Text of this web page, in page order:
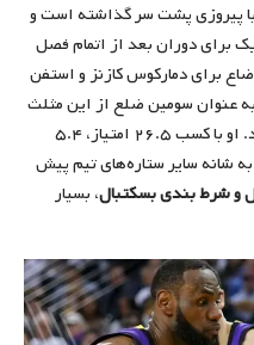
پیروزی پشت سر گذاشته است و
برای دوران بعد از اتمام فصل
برای دمارکوس کازنز و استفن
عنوان سومین ضلع از این مثلث
قدرتمند، نقشش را به خوبی ایفا می‌کند. او با کسب ۲۶.۵ امتیاز، ۵.۴
شانه به شانه سایر ستاره‌های تیم پیش
و شرط بندی بسکتبال، بسیار